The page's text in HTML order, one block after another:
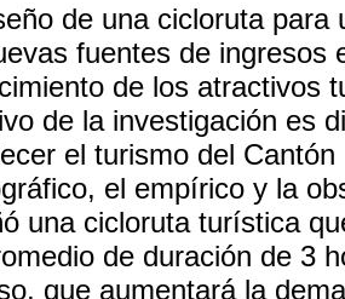
de una cicloruta
fuentes de ingresos
de los atractivos
de la investigación es
el turismo del
el empírico y la
una cicloruta turística
de duración de 3
que aumentará la